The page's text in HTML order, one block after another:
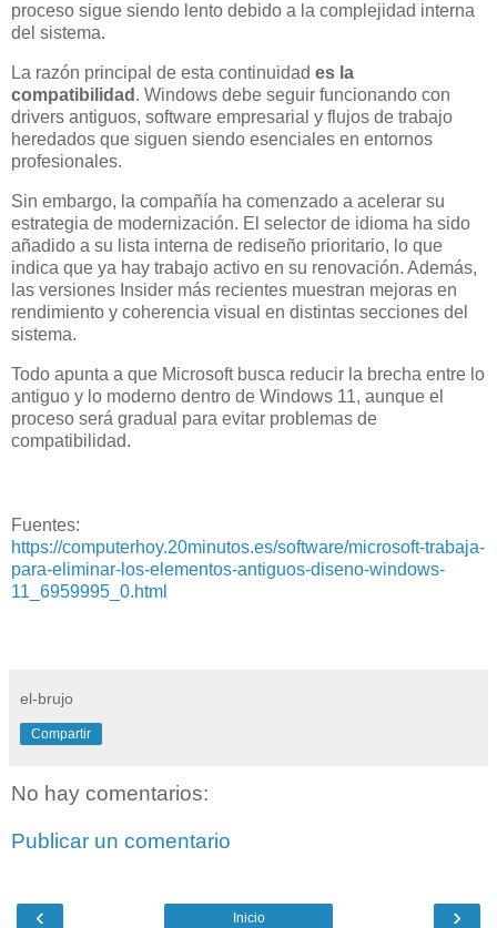
proceso sigue siendo lento debido a la complejidad interna
del sistema.
La razón principal de esta continuidad es la
compatibilidad . Windows debe seguir funcionando con
drivers antiguos, software empresarial y flujos de trabajo
heredados que siguen siendo esenciales en entornos
profesionales.
Sin embargo, la compañía ha comenzado a acelerar su
estrategia de modernización. El selector de idioma ha sido
añadido a su lista interna de rediseño prioritario, lo que
indica que ya hay trabajo activo en su renovación. Además,
las versiones Insider más recientes muestran mejoras en
rendimiento y coherencia visual en distintas secciones del
sistema.
Todo apunta a que Microsoft busca reducir la brecha entre lo
antiguo y lo moderno dentro de Windows 11, aunque el
proceso será gradual para evitar problemas de
compatibilidad.
Fuentes:
https://computerhoy.20minutos.es/software/microsoft-trabaja-
para-eliminar-los-elementos-antiguos-diseno-windows-
11_6959995_0.html
el-brujo
Compartir
No hay comentarios:
Publicar un comentario
‹ ›
Inicio